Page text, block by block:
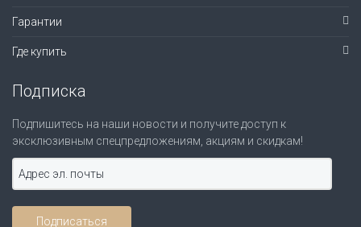
Гарантии
Где купить
Подписка
Подпишитесь на наши новости и получите доступ к
эксклюзивным спецпредложениям, акциям и скидкам!